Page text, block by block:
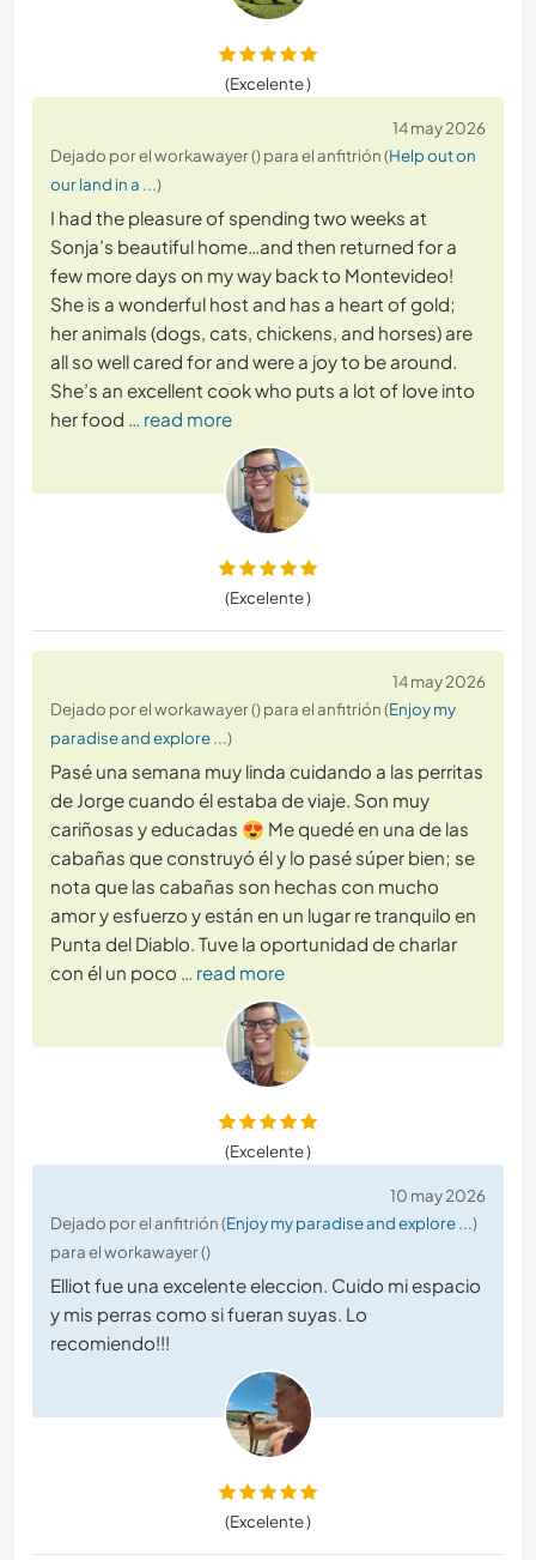
(Excelente )
14 may 2026
Dejado por el workawayer () para el anfitrión (Help out on
our land in a ...)
I had the pleasure of spending two weeks at
Sonja’s beautiful home…and then returned for a
few more days on my way back to Montevideo!
She is a wonderful host and has a heart of gold;
her animals (dogs, cats, chickens, and horses) are
all so well cared for and were a joy to be around.
She’s an excellent cook who puts a lot of love into
her food … read more
(Excelente )
14 may 2026
Dejado por el workawayer () para el anfitrión (Enjoy my
paradise and explore ...)
Pasé una semana muy linda cuidando a las perritas
de Jorge cuando él estaba de viaje. Son muy
cariñosas y educadas 😍 Me quedé en una de las
cabañas que construyó él y lo pasé súper bien; se
nota que las cabañas son hechas con mucho
amor y esfuerzo y están en un lugar re tranquilo en
Punta del Diablo. Tuve la oportunidad de charlar
con él un poco … read more
(Excelente )
10 may 2026
Dejado por el anfitrión (Enjoy my paradise and explore ...)
para el workawayer ()
Elliot fue una excelente eleccion. Cuido mi espacio
y mis perras como si fueran suyas. Lo
recomiendo!!!
(Excelente )